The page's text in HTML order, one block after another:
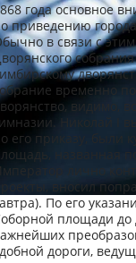
года основное
приведению
в связи с
временно
видимо,
Николай I
его приказу, были
названная
лично
проекты, вносил
По его
площади до
дороги,